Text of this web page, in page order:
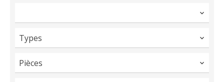
Types
Pièces